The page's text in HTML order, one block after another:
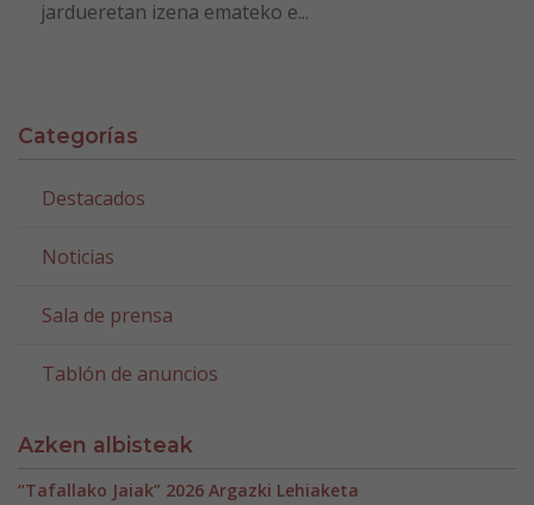
jardueretan izena emateko e...
Categorías
Destacados
Noticias
Sala de prensa
Tablón de anuncios
Azken albisteak
“Tafallako Jaiak” 2026 Argazki Lehiaketa